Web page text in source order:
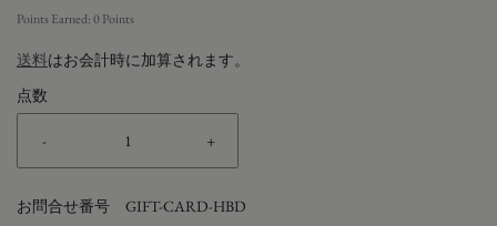
Points Earned:0Points
送料はお会計時に加算されます。
点数
- +
お問合せ番号 GIFT-CARD-HBD